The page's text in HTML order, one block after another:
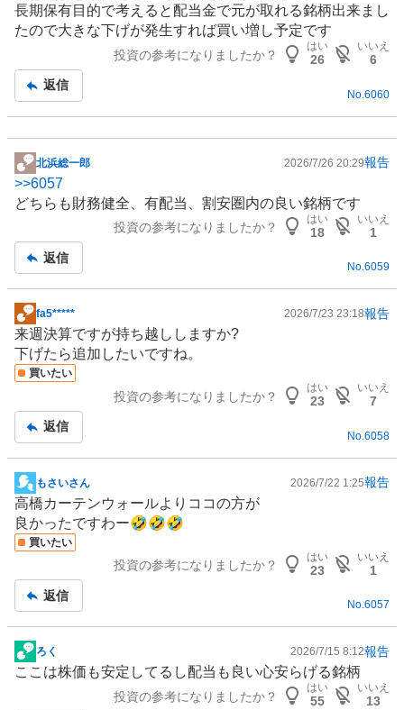
長期保有目的で考えると配当金で元が取れる銘柄出来まし
たので大きな下げが発生すれば買い増し予定です
投資の参考になりましたか？
はい
26
いいえ
6
返信
No. 6060
掲
示
板
北浜総一郎 2026/7/26 20:29報告
>>6057
どちらも財務健全、有配当、割安圏内の良い銘柄です
投資の参考になりましたか？
はい
18
いいえ
1
返信
No.6059
掲
示
板
記
fa5***** 2026/7/23 23:18報告
来週決算ですが持ち越ししますか?
下げたら追加したいですね。
買いたい
投資の参考になりましたか？
はい
23
いいえ
7
返信
No. 6058
掲
示
板
記
もさいさん 2026/7/22 1:25報告
高橋カーテンウォールよりココの方が
良かったですわー🤣🤣🤣
買いたい
投資の参考になりましたか？
はい
23
いいえ
1
返信
No.6057
掲
示
ろく 2026/7/15 8:12報告
ここは株価も安定してるし配当も良い心安らげる銘柄
投資の参考になりましたか？
はい
55
いいえ
13